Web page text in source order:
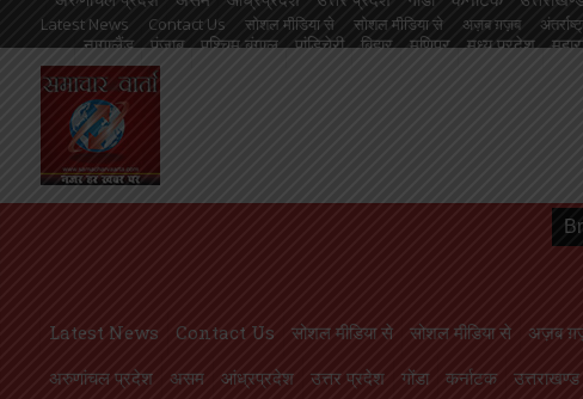
नागालैंड
पंजाब पश्चिम बंगाल पांडिचेरी बिहार मणिपुर मध्य प्रदेश
Latest News Contact Us सोशल मीडिया से सोशल मीडिया से अज़ब ग़ज़ब
आंध्रप्रदेश उत्तर प्रदेश
मणिपुर मध्य प्रदेश
सफाईकर्मियों
Latest News Contact Us सोशल मीडिया से सोशल मीडिया से अज़ब
अरुणांचल प्रदेश
असम आंध्रप्रदेश उत्तर प्रदेश गोंडा कर्नाटक उत्तराखण्ड